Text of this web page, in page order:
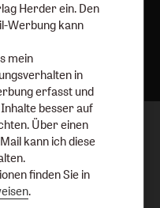
Herder ein. Den
Werbung kann
mein
in
erfasst und
besser auf
Über einen
kann ich diese
finden Sie in
.